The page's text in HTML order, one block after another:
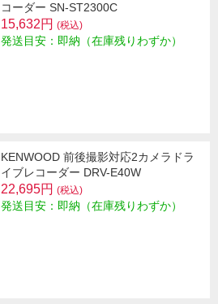
コーダー SN-ST2300C
15,632円 (税込)
発送目安：即納（在庫残りわずか）
KENWOOD 前後撮影対応2カメラドラ
イブレコーダー DRV-E40W
22,695円 (税込)
発送目安：即納（在庫残りわずか）